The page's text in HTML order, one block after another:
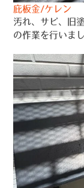
庇板金/ケレン
汚れ、サビ、旧
の作業を行いまし